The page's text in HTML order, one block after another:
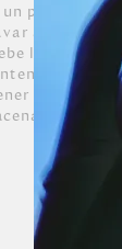
un paño
a
limpiarse,
alcohol
contacto
siempre